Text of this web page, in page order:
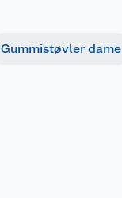
Gummistøvler dame